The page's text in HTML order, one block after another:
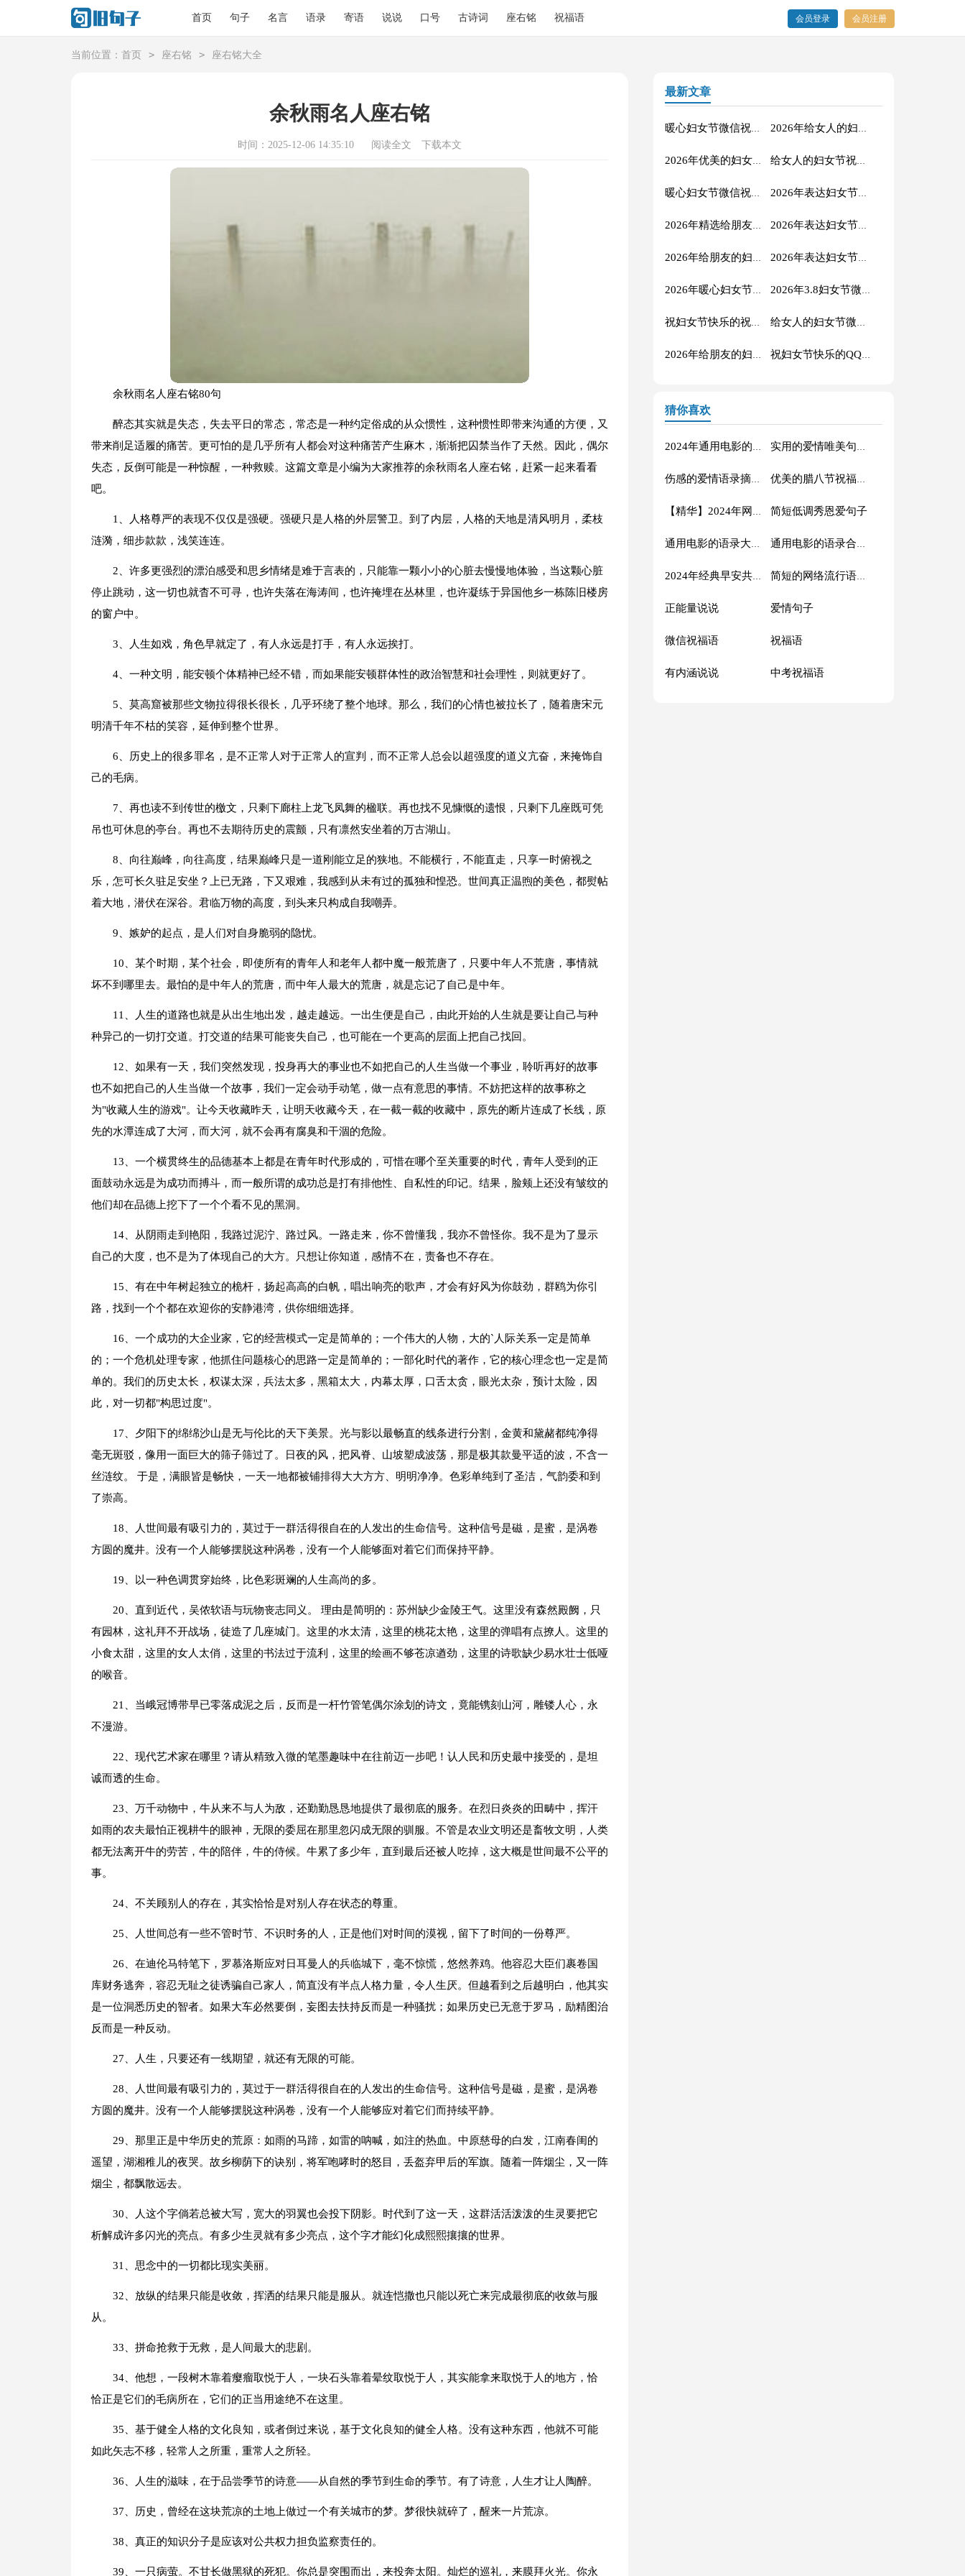
首页 句子 名言 语录 寄语 说说 口号 古诗词 座右铭 祝福语 会员登录 会员注册
当前位置： 首页 > 座右铭 > 座右铭大全
余秋雨名人座右铭
时间：2025-12-06 14:35:10 阅读全文 下载本文
余秋雨名人座右铭80句
醉态其实就是失态，失去平日的常态，常态是一种约定俗成的从众惯性，这种惯性即带来沟通的方便，又
带来削足适履的痛苦。更可怕的是几乎所有人都会对这种痛苦产生麻木，渐渐把囚禁当作了天然。因此，偶尔
失态，反倒可能是一种惊醒，一种救赎。这篇文章是小编为大家推荐的余秋雨名人座右铭，赶紧一起来看看
吧。
1、人格尊严的表现不仅仅是强硬。强硬只是人格的外层警卫。到了内层，人格的天地是清风明月，柔枝
涟漪，细步款款，浅笑连连。
2、许多更强烈的漂泊感受和思乡情绪是难于言表的，只能靠一颗小小的心脏去慢慢地体验，当这颗心脏
停止跳动，这一切也就杳不可寻，也许失落在海涛间，也许掩埋在丛林里，也许凝练于异国他乡一栋陈旧楼房
的窗户中。
3、人生如戏，角色早就定了，有人永远是打手，有人永远挨打。
4、一种文明，能安顿个体精神已经不错，而如果能安顿群体性的政治智慧和社会理性，则就更好了。
5、莫高窟被那些文物拉得很长很长，几乎环绕了整个地球。那么，我们的心情也被拉长了，随着唐宋元
明清千年不枯的笑容，延伸到整个世界。
6、历史上的很多罪名，是不正常人对于正常人的宣判，而不正常人总会以超强度的道义亢奋，来掩饰自
己的毛病。
7、再也读不到传世的檄文，只剩下廊柱上龙飞凤舞的楹联。再也找不见慷慨的遗恨，只剩下几座既可凭
吊也可休息的亭台。再也不去期待历史的震颤，只有凛然安坐着的万古湖山。
8、向往巅峰，向往高度，结果巅峰只是一道刚能立足的狭地。不能横行，不能直走，只享一时俯视之
乐，怎可长久驻足安坐？上已无路，下又艰难，我感到从未有过的孤独和惶恐。世间真正温煦的美色，都熨帖
着大地，潜伏在深谷。君临万物的高度，到头来只构成自我嘲弄。
9、嫉妒的起点，是人们对自身脆弱的隐忧。
10、某个时期，某个社会，即使所有的青年人和老年人都中魔一般荒唐了，只要中年人不荒唐，事情就
坏不到哪里去。最怕的是中年人的荒唐，而中年人最大的荒唐，就是忘记了自己是中年。
11、人生的道路也就是从出生地出发，越走越远。一出生便是自己，由此开始的人生就是要让自己与种
种异己的一切打交道。打交道的结果可能丧失自己，也可能在一个更高的层面上把自己找回。
12、如果有一天，我们突然发现，投身再大的事业也不如把自己的人生当做一个事业，聆听再好的故事
也不如把自己的人生当做一个故事，我们一定会动手动笔，做一点有意思的事情。不妨把这样的故事称之
为"收藏人生的游戏"。让今天收藏昨天，让明天收藏今天，在一截一截的收藏中，原先的断片连成了长线，原
先的水潭连成了大河，而大河，就不会再有腐臭和干涸的危险。
13、一个横贯终生的品德基本上都是在青年时代形成的，可惜在哪个至关重要的时代，青年人受到的正
面鼓动永远是为成功而搏斗，而一般所谓的成功总是打有排他性、自私性的印记。结果，脸颊上还没有皱纹的
他们却在品德上挖下了一个个看不见的黑洞。
14、从阴雨走到艳阳，我路过泥泞、路过风。一路走来，你不曾懂我，我亦不曾怪你。我不是为了显示
自己的大度，也不是为了体现自己的大方。只想让你知道，感情不在，责备也不存在。
15、有在中年树起独立的桅杆，扬起高高的白帆，唱出响亮的歌声，才会有好风为你鼓劲，群鸥为你引
路，找到一个个都在欢迎你的安静港湾，供你细细选择。
16、一个成功的大企业家，它的经营模式一定是简单的；一个伟大的人物，大的`人际关系一定是简单
的；一个危机处理专家，他抓住问题核心的思路一定是简单的；一部化时代的著作，它的核心理念也一定是简
单的。我们的历史太长，权谋太深，兵法太多，黑箱太大，内幕太厚，口舌太贪，眼光太杂，预计太险，因
此，对一切都"构思过度"。
17、夕阳下的绵绵沙山是无与伦比的天下美景。光与影以最畅直的线条进行分割，金黄和黛赭都纯净得
毫无斑驳，像用一面巨大的筛子筛过了。日夜的风，把风脊、山坡塑成波荡，那是极其款曼平适的波，不含一
丝涟纹。 于是，满眼皆是畅快，一天一地都被铺排得大大方方、明明净净。色彩单纯到了圣洁，气韵委和到
了崇高。
18、人世间最有吸引力的，莫过于一群活得很自在的人发出的生命信号。这种信号是磁，是蜜，是涡卷
方圆的魔井。没有一个人能够摆脱这种涡卷，没有一个人能够面对着它们而保持平静。
19、以一种色调贯穿始终，比色彩斑斓的人生高尚的多。
20、直到近代，吴侬软语与玩物丧志同义。 理由是简明的：苏州缺少金陵王气。这里没有森然殿阙，只
有园林，这礼拜不开战场，徒造了几座城门。这里的水太清，这里的桃花太艳，这里的弹唱有点撩人。这里的
小食太甜，这里的女人太俏，这里的书法过于流利，这里的绘画不够苍凉遒劲，这里的诗歌缺少易水壮士低哑
的喉音。
21、当峨冠博带早已零落成泥之后，反而是一杆竹管笔偶尔涂划的诗文，竟能镌刻山河，雕镂人心，永
不漫游。
22、现代艺术家在哪里？请从精致入微的笔墨趣味中在往前迈一步吧！认人民和历史最中接受的，是坦
诚而透的生命。
23、万千动物中，牛从来不与人为敌，还勤勤恳恳地提供了最彻底的服务。在烈日炎炎的田畴中，挥汗
如雨的农夫最怕正视耕牛的眼神，无限的委屈在那里忽闪成无限的驯服。不管是农业文明还是畜牧文明，人类
都无法离开牛的劳苦，牛的陪伴，牛的侍候。牛累了多少年，直到最后还被人吃掉，这大概是世间最不公平的
事。
24、不关顾别人的存在，其实恰恰是对别人存在状态的尊重。
25、人世间总有一些不管时节、不识时务的人，正是他们对时间的漠视，留下了时间的一份尊严。
26、在迪伦马特笔下，罗慕洛斯应对日耳曼人的兵临城下，毫不惊慌，悠然养鸡。他容忍大臣们裹卷国
库财务逃奔，容忍无耻之徒诱骗自己家人，简直没有半点人格力量，令人生厌。但越看到之后越明白，他其实
是一位洞悉历史的智者。如果大车必然要倒，妄图去扶持反而是一种骚扰；如果历史已无意于罗马，励精图治
反而是一种反动。
27、人生，只要还有一线期望，就还有无限的可能。
28、人世间最有吸引力的，莫过于一群活得很自在的人发出的生命信号。这种信号是磁，是蜜，是涡卷
方圆的魔井。没有一个人能够摆脱这种涡卷，没有一个人能够应对着它们而持续平静。
29、那里正是中华历史的荒原：如雨的马蹄，如雷的呐喊，如注的热血。中原慈母的白发，江南春闺的
遥望，湖湘稚儿的夜哭。故乡柳荫下的诀别，将军咆哮时的怒目，丢盔弃甲后的军旗。随着一阵烟尘，又一阵
烟尘，都飘散远去。
30、人这个字倘若总被大写，宽大的羽翼也会投下阴影。时代到了这一天，这群活活泼泼的生灵要把它
析解成许多闪光的亮点。有多少生灵就有多少亮点，这个字才能幻化成熙熙攘攘的世界。
31、思念中的一切都比现实美丽。
32、放纵的结果只能是收敛，挥洒的结果只能是服从。就连恺撒也只能以死亡来完成最彻底的收敛与服
从。
33、拼命抢救于无救，是人间最大的悲剧。
34、他想，一段树木靠着瘿瘤取悦于人，一块石头靠着晕纹取悦于人，其实能拿来取悦于人的地方，恰
恰正是它们的毛病所在，它们的正当用途绝不在这里。
35、基于健全人格的文化良知，或者倒过来说，基于文化良知的健全人格。没有这种东西，他就不可能
如此矢志不移，轻常人之所重，重常人之所轻。
36、人生的滋味，在于品尝季节的诗意——从自然的季节到生命的季节。有了诗意，人生才让人陶醉。
37、历史，曾经在这块荒凉的土地上做过一个有关城市的梦。梦很快就碎了，醒来一片荒凉。
38、真正的知识分子是应该对公共权力担负监察责任的。
39、一只病萤。不甘长做黑狱的死犯。你总是突围而出，来投奔太阳。灿烂的巡礼，来膜拜火光。你永
最新文章
猜你喜欢
2024年通用电影的语录摘录88条 实用的爱情唯美句子汇编56条
伤感的爱情语录摘录81条 优美的腊八节祝福语71条
【精华】2024年网络流行的语录摘录32句 简短低调秀恩爱句子
通用电影的语录大汇总88条 通用电影的语录合集70条
2024年经典早安共勉句子短信汇总41句 简短的网络流行语录摘录50句
正能量说说 爱情句子
微信祝福语 祝福语
有内涵说说 中考祝福语